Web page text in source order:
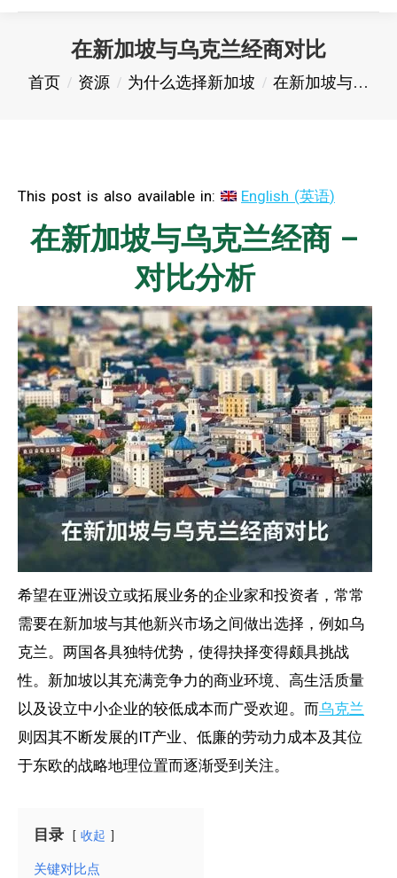
在新加坡与乌克兰经商对比
您在这里：
首页 资源 为什么选择新加坡 在新加坡与…
This post is also available in: English (英语)
在新加坡与乌克兰经商 –
对比分析
希望在亚洲设立或拓展业务的企业家和投资者，常常
需要在新加坡与其他新兴市场之间做出选择，例如乌
克兰。两国各具独特优势，使得抉择变得颇具挑战
性。新加坡以其充满竞争力的商业环境、高生活质量
以及设立中小企业的较低成本而广受欢迎。而乌克兰
则因其不断发展的IT产业、低廉的劳动力成本及其位
于东欧的战略地理位置而逐渐受到关注。
目录 收起
关键对比点